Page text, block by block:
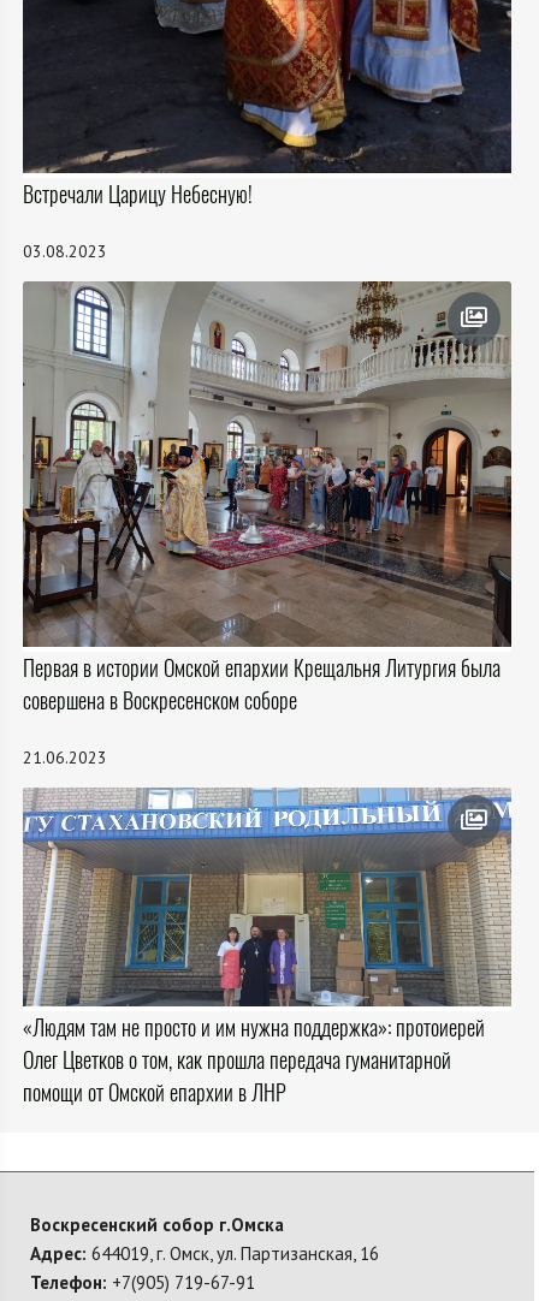
Встречали Царицу Небесную!
03.08.2023
Первая в истории Омской епархии Крещальня Литургия была
совершена в Воскресенском соборе
21.06.2023
«Людям там не просто и им нужна поддержка»: протоиерей
Олег Цветков о том, как прошла передача гуманитарной
помощи от Омской епархии в ЛНР
Воскресенский собор г.Омска
Адрес: 644019, г. Омск, ул. Партизанская, 16
Телефон: +7(905) 719-67-91